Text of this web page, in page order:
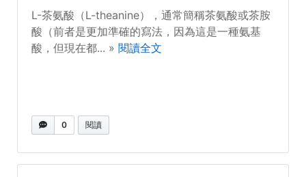
L-茶氨酸（L-theanine），通常簡稱茶氨酸或茶胺
酸（前者是更加準確的寫法，因為這是一種氨基
酸，但現在都... » 閱讀全文
0 閱讀